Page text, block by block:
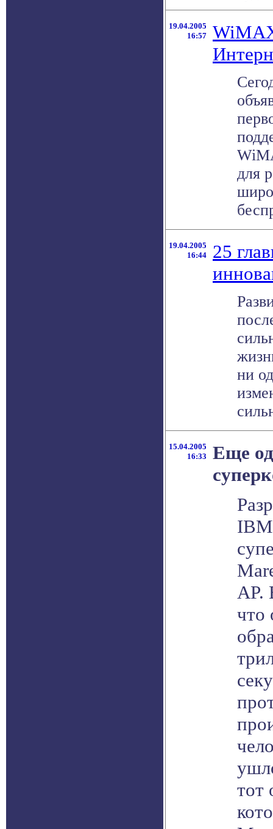
19.04.2005
16:57
для
19.04.2005
16:44
25
ни
15.04.2005
16:33
Еще
AP.
что
тот